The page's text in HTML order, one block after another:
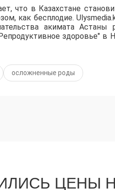
что в Казахстане
как бесплодие.
акимата
здоровье" в
осложненные роды
ЦЕНЫ